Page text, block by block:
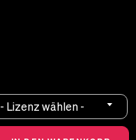
- Lizenz wählen -